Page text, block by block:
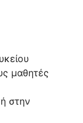
μαθητές
στην